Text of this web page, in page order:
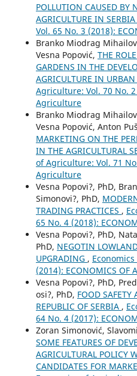
POLLUTION CAUSED BY
AGRICULTURE IN SERBIA
Vol. 65 No. 3 (2018):
Branko Miodrag
Vesna Popović, THE
GARDENS IN THE
AGRICULTURE IN URBAN
Agriculture: Vol. 70 No.
Agriculture
Branko Miodrag
Vesna Popović, Anton
MARKETING ON THE
IN THE AGRICULTURAL
of Agriculture: Vol. 71
Agriculture
Vesna Popovi?, PhD,
Simonovi?, PhD,
TRADING PRACTICES ,
65 No. 4 (2018):
Vesna Popovi?, PhD,
PhD, NEGOTIN
UPGRADING ,
(2014): ECONOMICS OF
Vesna Popovi?, PhD,
osi?, PhD, FOOD
REPUBLIC OF SERBIA ,
64 No. 4 (2017):
Zoran Simonović,
SOME FEATURES OF
AGRICULTURAL POLICY
CANDIDATES FOR